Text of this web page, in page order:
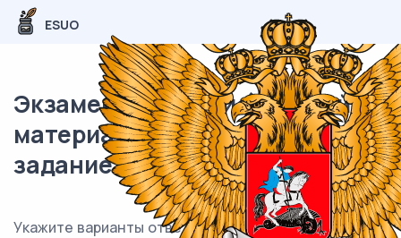
ESUO
Экзаменационный (типовой)
материал ЕГЭ / Русский / 09
задание (24) / 98
Укажите варианты ответов, в которых во всех